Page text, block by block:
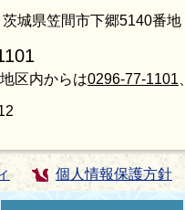
城県笠間市下郷5140番地
区内からは0296-77-1101
個人情報保護方針